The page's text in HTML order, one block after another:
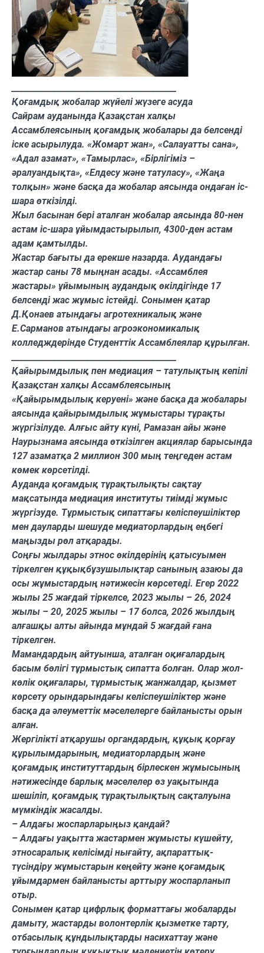
Қоғамдық жобалар жүйелі жүзеге асуда
Сайрам ауданында Қазақстан халқы
Ассамблеясының қоғамдық жобалары да белсенді
іске асырылуда. «Жомарт жан», «Салауатты сана»,
«Адал азамат», «Тамырлас», «Бірлігіміз –
әралуандықта», «Елдесу және татуласу», «Жаңа
толқын» және басқа да жобалар аясында ондаған іс-
шара өткізілді.
Жыл басынан бері аталған жобалар аясында 80-нен
астам іс-шара ұйымдастырылып, 4300-ден астам
адам қамтылды.
Жастар бағыты да ерекше назарда. Аудандағы
жастар саны 78 мыңнан асады. «Ассамблея
жастары» ұйымының аудандық өкілдігінде 17
белсенді жас жұмыс істейді. Сонымен қатар
Д.Қонаев атындағы агротехникалық және
Е.Сарманов атындағы агроэкономикалық
колледждерінде Студенттік Ассамблеялар құрылған.
Қайырымдылық пен медиация – татулықтың кепілі
Қазақстан халқы Ассамблеясының
«Қайырымдылық керуені» және басқа да жобалары
аясында қайырымдылық жұмыстары тұрақты
жүргізілуде. Алғыс айту күні, Рамазан айы және
Наурызнама аясында өткізілген акциялар барысында
127 азаматқа 2 миллион 300 мың теңгеден астам
көмек көрсетілді.
Ауданда қоғамдық тұрақтылықты сақтау
мақсатында медиация институты тиімді жұмыс
жүргізуде. Тұрмыстық сипаттағы келіспеушіліктер
мен дауларды шешуде медиаторлардың еңбегі
маңызды рөл атқарады.
Соңғы жылдары этнос өкілдерінің қатысуымен
тіркелген құқықбұзушылықтар санының азаюы да
осы жұмыстардың нәтижесін көрсетеді. Егер 2022
жылы 25 жағдай тіркелсе, 2023 жылы – 26, 2024
жылы – 20, 2025 жылы – 17 болса, 2026 жылдың
алғашқы алты айында мұндай 5 жағдай ғана
тіркелген.
Мамандардың айтуынша, аталған оқиғалардың
басым бөлігі тұрмыстық сипатта болған. Олар жол-
көлік оқиғалары, тұрмыстық жанжалдар, қызмет
көрсету орындарындағы келіспеушіліктер және
басқа да әлеуметтік мәселелерге байланысты орын
алған.
Жергілікті атқарушы органдардың, құқық қорғау
құрылымдарының, медиаторлардың және
қоғамдық институттардың бірлескен жұмысының
нәтижесінде барлық мәселелер өз уақытында
шешіліп, қоғамдық тұрақтылықтың сақталуына
мүмкіндік жасалды.
– Алдағы жоспарларыңыз қандай?
– Алдағы уақытта жастармен жұмысты күшейту,
этносаралық келісімді нығайту, ақпараттық-
түсіндіру жұмыстарын кеңейту және қоғамдық
ұйымдармен байланысты арттыру жоспарланып
отыр.
Сонымен қатар цифрлық форматтағы жобаларды
дамыту, жастарды волонтерлік қызметке тарту,
отбасылық құндылықтарды насихаттау және